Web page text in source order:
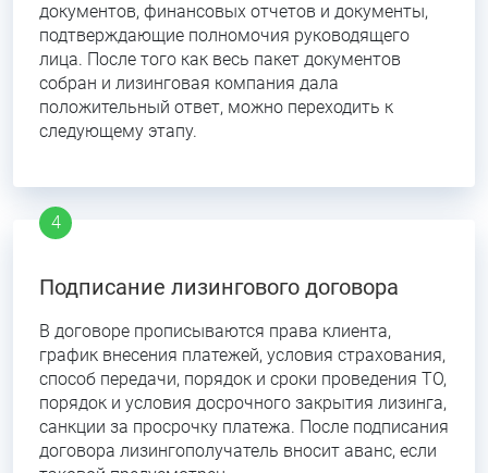
документов, финансовых отчетов и документы,
подтверждающие полномочия руководящего
лица. После того как весь пакет документов
собран и лизинговая компания дала
положительный ответ, можно переходить к
следующему этапу.
Подписание лизингового договора
В договоре прописываются права клиента,
график внесения платежей, условия страхования,
способ передачи, порядок и сроки проведения ТО,
порядок и условия досрочного закрытия лизинга,
санкции за просрочку платежа. После подписания
договора лизингополучатель вносит аванс, если